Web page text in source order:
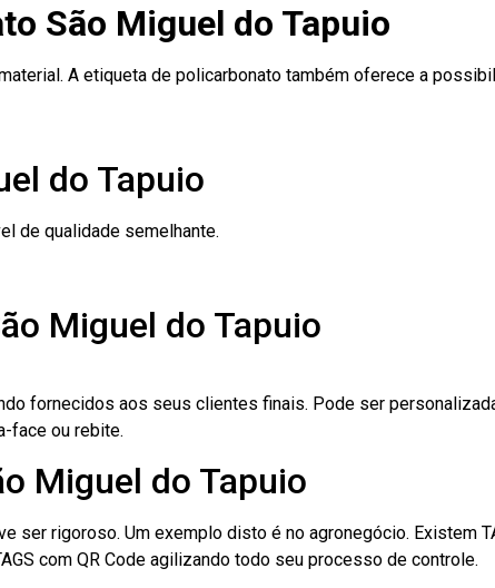
São Miguel do Tapuio
A etiqueta de policarbonato também oferece a
do Tapuio
de qualidade semelhante.
Miguel do Tapuio
fornecidos aos seus clientes finais. Pode ser
face ou rebite.
Miguel do Tapuio
rigoroso. Um exemplo disto é no agronegócio. Existem
com QR Code agilizando todo seu processo de controle.